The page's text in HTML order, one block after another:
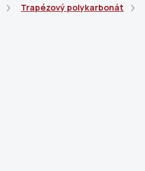
Trapézový polykarbonát